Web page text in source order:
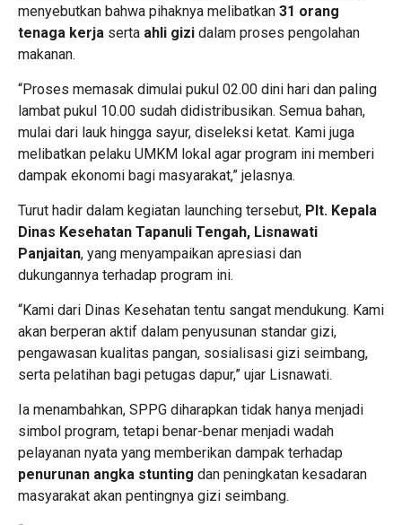
menyebutkan bahwa pihaknya melibatkan 31 orang
tenaga kerja serta ahli gizi dalam proses pengolahan
makanan.
“Proses memasak dimulai pukul 02.00 dini hari dan paling
lambat pukul 10.00 sudah didistribusikan. Semua bahan,
mulai dari lauk hingga sayur, diseleksi ketat. Kami juga
melibatkan pelaku UMKM lokal agar program ini memberi
dampak ekonomi bagi masyarakat,” jelasnya.
Turut hadir dalam kegiatan launching tersebut, Plt. Kepala
Dinas Kesehatan Tapanuli Tengah, Lisnawati
Panjaitan, yang menyampaikan apresiasi dan
dukungannya terhadap program ini.
“Kami dari Dinas Kesehatan tentu sangat mendukung. Kami
akan berperan aktif dalam penyusunan standar gizi,
pengawasan kualitas pangan, sosialisasi gizi seimbang,
serta pelatihan bagi petugas dapur,” ujar Lisnawati.
Ia menambahkan, SPPG diharapkan tidak hanya menjadi
simbol program, tetapi benar-benar menjadi wadah
pelayanan nyata yang memberikan dampak terhadap
penurunan angka stunting dan peningkatan kesadaran
masyarakat akan pentingnya gizi seimbang.